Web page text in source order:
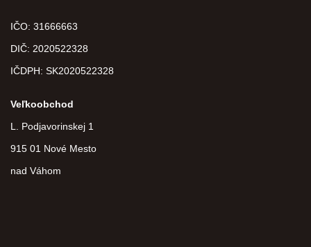
IČO: 31666663
DIČ: 2020522328
IČDPH: SK2020522328
Veľkoobchod
L. Podjavorinskej 1
915 01 Nové Mesto
nad Váhom